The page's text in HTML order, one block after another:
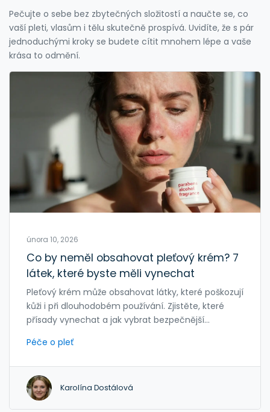
Pečujte o sebe bez zbytečných složitostí a naučte se, co
vaší pleti, vlasům i tělu skutečně prospívá. Uvidíte, že s pár
jednoduchými kroky se budete cítit mnohem lépe a vaše
krása to odmění.
února 10, 2026
Co by neměl obsahovat pleťový krém? 7
látek, které byste měli vynechat
Pleťový krém může obsahovat látky, které poškozují
kůži i při dlouhodobém používání. Zjistěte, které
přísady vynechat a jak vybrat bezpečnější
Péče o pleť
Karolína Dostálová